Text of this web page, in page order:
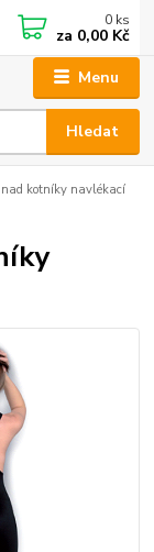
Menu
Hledat
0 ks
za 0,00 Kč
kotníky navlékací